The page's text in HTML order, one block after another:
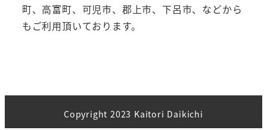
町、高富町、可児市、郡上市、下呂市、などから
もご利用頂いております。
Copyright 2023 Kaitori Daikichi